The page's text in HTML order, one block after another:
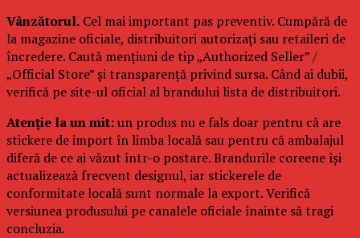
Vânzătorul. Cel mai important pas preventiv. Cumpără de
la magazine oficiale, distribuitori autorizați sau retaileri de
încredere. Caută mențiuni de tip „Authorized Seller” /
„Official Store” și transparență privind sursa. Când ai dubii,
verifică pe site-ul oficial al brandului lista de distribuitori.
Atenție la un mit:un produs nu e fals doar pentru că are
stickere de import în limba locală sau pentru că ambalajul
diferă de ce ai văzut într-o postare. Brandurile coreene își
actualizează frecvent designul, iar stickerele de
conformitate locală sunt normale la export. Verifică
versiunea produsului pe canalele oficiale înainte să tragi
concluzia.